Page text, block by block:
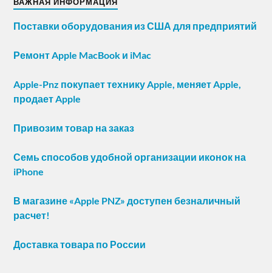
Поставки оборудования из США для предприятий
Ремонт Apple MacBook и iMac
Apple-Pnz покупает технику Apple, меняет Apple,
продает Apple
Привозим товар на заказ
Семь способов удобной организации иконок на
iPhone
В магазине «Apple PNZ» доступен безналичный
расчет!
Доставка товара по России